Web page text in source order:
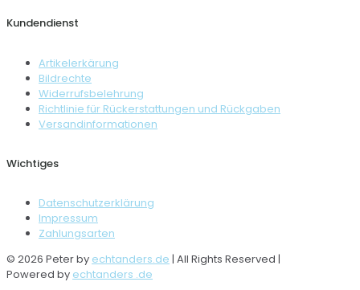
Kundendienst
Artikelerkärung
Bildrechte
Widerrufsbelehrung
Richtlinie für Rückerstattungen und Rückgaben
Versandinformationen
Wichtiges
Datenschutzerklärung
Impressum
Zahlungsarten
© 2026 Peter by echtanders.de | All Rights Reserved |
Powered by echtanders .de